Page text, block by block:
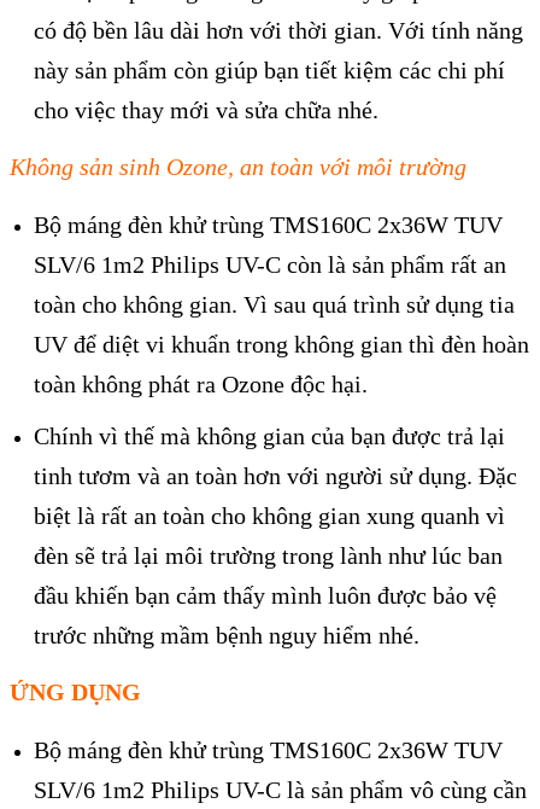
có độ bền lâu dài hơn với thời gian. Với tính năng
này sản phẩm còn giúp bạn tiết kiệm các chi phí
cho việc thay mới và sửa chữa nhé.
Không sản sinh Ozone, an toàn với môi trường
Bộ máng đèn khử trùng TMS160C 2x36W TUV
SLV/6 1m2 Philips UV-C còn là sản phẩm rất an
toàn cho không gian. Vì sau quá trình sử dụng tia
UV để diệt vi khuẩn trong không gian thì đèn hoàn
toàn không phát ra Ozone độc hại.
Chính vì thế mà không gian của bạn được trả lại
tinh tươm và an toàn hơn với người sử dụng. Đặc
biệt là rất an toàn cho không gian xung quanh vì
đèn sẽ trả lại môi trường trong lành như lúc ban
đầu khiến bạn cảm thấy mình luôn được bảo vệ
trước những mầm bệnh nguy hiểm nhé.
ỨNG DỤNG
Bộ máng đèn khử trùng TMS160C 2x36W TUV
SLV/6 1m2 Philips UV-C là sản phẩm vô cùng cần